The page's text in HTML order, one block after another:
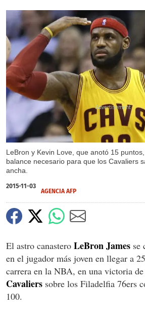
LeBron y Kevin Love, que anotó 15
balance necesario para que los Cavaliers
ancha.
2015-11-03
AGENCIA AFP
El astro canastero LeBron James se
en el jugador más joven en llegar a
carrera en la NBA, en una victoria de
Cavaliers sobre los Filadelfia 76ers
100.